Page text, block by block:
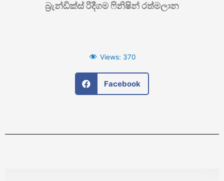
බ්‍රැන්ඩික්ස් රිදීගම ෆිනිෂින් රත්මලාන
Views: 370
Facebook